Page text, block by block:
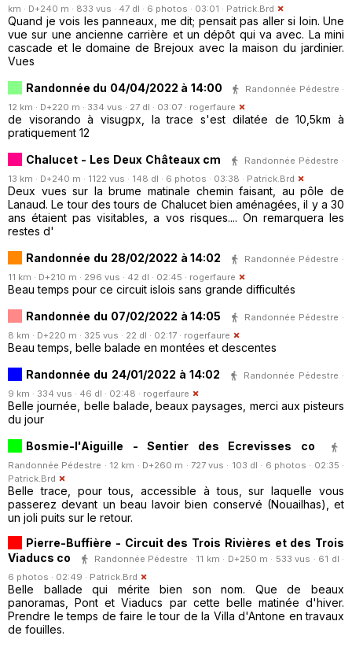
km · D+240 m · 833 vus · 47 dl · 6 photos · 03:01 · Patrick.Brd
Quand je vois les panneaux, me dit; pensait pas aller si loin. Une
vue sur une ancienne carrière et un dépôt qui va avec. La mini
cascade et le domaine de Brejoux avec la maison du jardinier.
Vues
Randonnée du 04/04/2022 à 14:00
Randonnée Pédestre ·
12 km · D+220 m · 334 vus · 27 dl · 03:07 · rogerfaure
de visorando à visugpx, la trace s'est dilatée de 10,5km à
pratiquement 12
Chalucet - Les Deux Châteaux cm
Randonnée Pédestre ·
13 km · D+240 m · 1122 vus · 148 dl · 6 photos · 03:38 · Patrick.Brd
Deux vues sur la brume matinale chemin faisant, au pôle de
Lanaud. Le tour des tours de Chalucet bien aménagées, il y a 30
ans étaient pas visitables, a vos risques.... On remarquera les
restes d'
Randonnée du 28/02/2022 à 14:02
Randonnée Pédestre ·
11 km · D+210 m · 296 vus · 42 dl · 02:45 · rogerfaure
Beau temps pour ce circuit islois sans grande difficultés
Randonnée du 07/02/2022 à 14:05
Randonnée Pédestre ·
8 km · D+220 m · 325 vus · 22 dl · 02:17 · rogerfaure
Beau temps, belle balade en montées et descentes
Randonnée du 24/01/2022 à 14:02
Randonnée Pédestre ·
9 km · 334 vus · 46 dl · 02:48 · rogerfaure
Belle journée, belle balade, beaux paysages, merci aux pisteurs
du jour
Bosmie-l'Aiguille - Sentier des Ecrevisses co
Randonnée Pédestre · 12 km · D+260 m · 727 vus · 103 dl · 6 photos · 02:35 ·
Patrick.Brd
Belle trace, pour tous, accessible à tous, sur laquelle vous
passerez devant un beau lavoir bien conservé (Nouailhas), et
un joli puits sur le retour.
Pierre-Buffière - Circuit des Trois Rivières et des Trois
Viaducs co
Randonnée Pédestre · 11 km · D+250 m · 533 vus · 61 dl ·
6 photos · 02:49 · Patrick.Brd
Belle ballade qui mérite bien son nom. Que de beaux
panoramas, Pont et Viaducs par cette belle matinée d'hiver.
Prendre le temps de faire le tour de la Villa d'Antone en travaux
de fouilles.